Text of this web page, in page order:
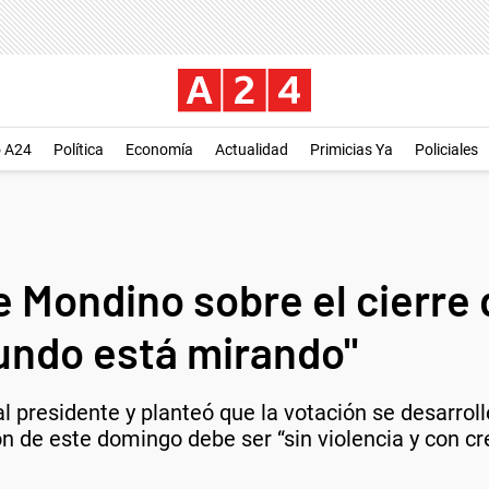
A24 Política Economía Actualidad Primicias Ya Policiales
Mondino sobre el cierre
está mirando"
presidente y planteó que la votación se
de este domingo debe ser “sin violencia y con